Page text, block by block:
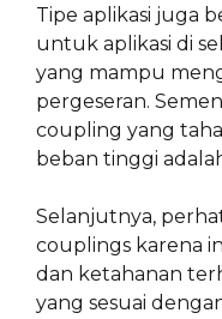
Tipe aplikasi juga
untuk aplikasi di
yang mampu
pergeseran.
coupling yang
beban tinggi
Selanjutnya,
couplings karena
dan ketahanan
yang sesuai